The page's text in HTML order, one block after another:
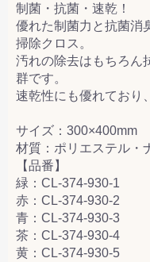
制菌・抗菌・速乾！
優れた制菌力と抗菌消
掃除クロス。
汚れの除去はもちろん
群です。
速乾性にも優れており
サイズ：300×400mm
材質：ポリエステル・
【品番】
緑：CL-374-930-1
赤：CL-374-930-2
青：CL-374-930-3
茶：CL-374-930-4
黄：CL-374-930-5